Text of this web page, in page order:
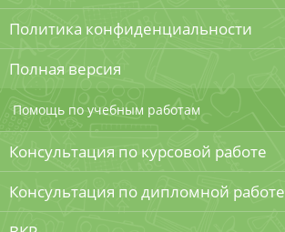
Политика конфиденциальности
Полная версия
Помощь по учебным работам
Консультация по курсовой работе
Консультация по дипломной работе